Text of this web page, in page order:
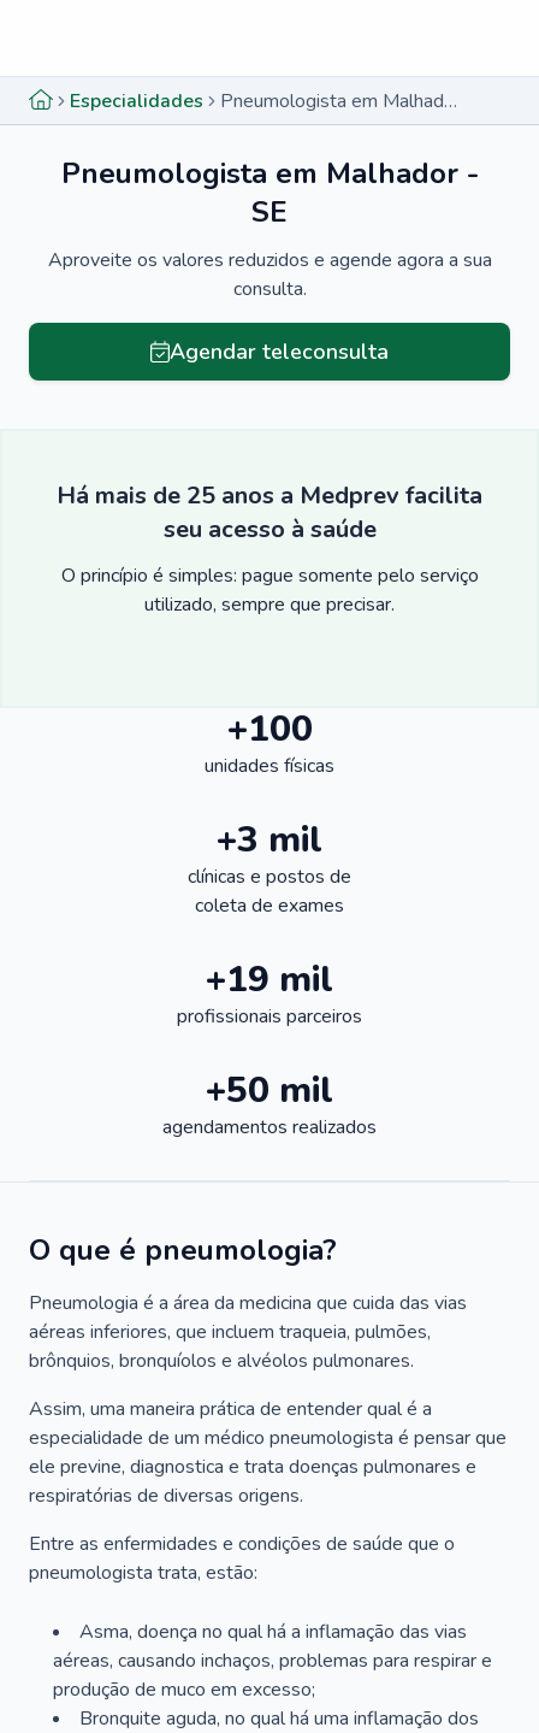
Especialidades Pneumologista em Malhador - SE
Pneumologista em Malhador -
SE
Aproveite os valores reduzidos e agende agora a sua
consulta.
Agendar teleconsulta
Há mais de 25 anos a Medprev facilita
seu acesso à saúde
O princípio é simples: pague somente pelo serviço
utilizado, sempre que precisar.
+100
unidades físicas
+3 mil
clínicas e postos de
coleta de exames
+19 mil
profissionais parceiros
+50 mil
agendamentos realizados
O que é pneumologia?
Pneumologia é a área da medicina que cuida das vias
aéreas inferiores, que incluem traqueia, pulmões,
brônquios, bronquíolos e alvéolos pulmonares.
Assim, uma maneira prática de entender qual é a
especialidade de um médico pneumologista é pensar que
ele previne, diagnostica e trata doenças pulmonares e
respiratórias de diversas origens.
Entre as enfermidades e condições de saúde que o
pneumologista trata, estão:
Asma, doença no qual há a inflamação das vias
aéreas, causando inchaços, problemas para respirar e
produção de muco em excesso;
Bronquite aguda, no qual há uma inflamação dos